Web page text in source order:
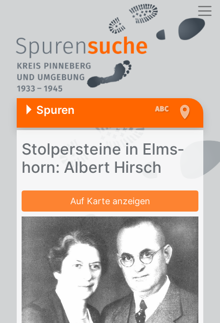
Spuren
Stol­per­stei­ne in Elms­
horn: Al­bert Hirsch
Auf Karte anzeigen